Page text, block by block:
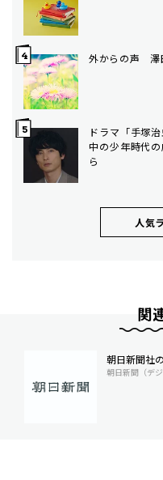
外からの声 澤
ドラマ「手塚
中の少年時代
ら
人気
関
朝日新聞社
朝日新聞（デジ